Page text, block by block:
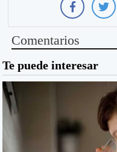
Comentarios